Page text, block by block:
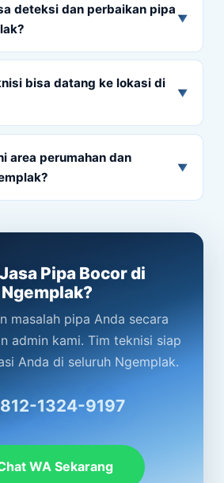
deteksi dan perbaikan pipa
▼
bisa datang ke lokasi di
▼
area perumahan dan
▼
Pipa Bocor di
Ngemplak?
masalah pipa Anda secara
admin kami. Tim teknisi siap
Anda di seluruh Ngemplak.
1324-9197
WA Sekarang